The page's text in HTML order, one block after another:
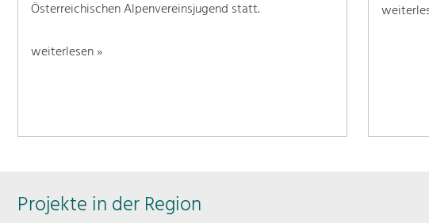
Österreichischen Alpenvereinsjugend statt.
weiterlesen »
Projekte in der Region